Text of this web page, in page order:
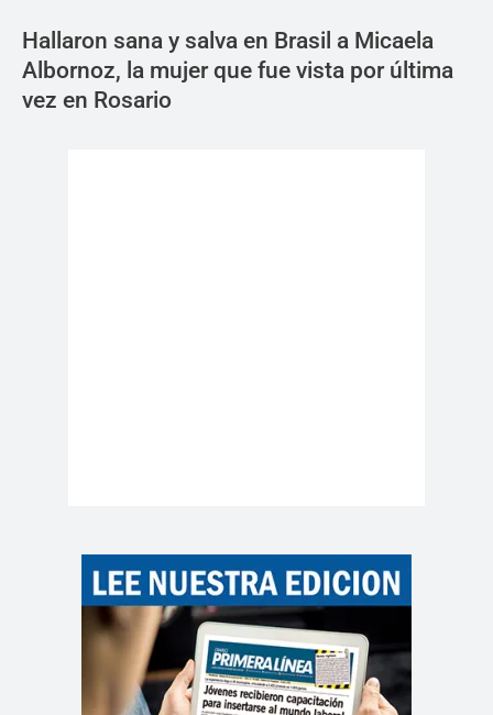
Hallaron sana y salva en Brasil a Micaela
Albornoz, la mujer que fue vista por última
vez en Rosario